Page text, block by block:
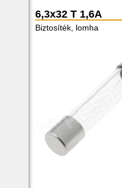
6,3x32 T 1,6A
Biztosíték, lomha